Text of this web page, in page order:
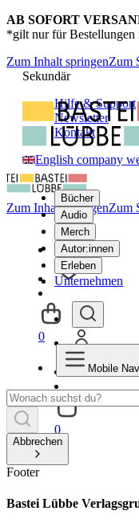
AB SOFORT
*gilt nur für Bestellungen
Zum Inhalt springenZum
Sekundär
Hilfe & Support
Newsletter
Kontakt
English company
Bücher
Audio
Merch
Autor:innen
Erleben
Unternehmen
0
Zum Inhalt springenZum
0
Mobile
Abbrechen
Footer
Bastei Lübbe